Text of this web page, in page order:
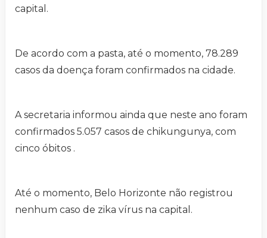
capital.
De acordo com a pasta, até o momento, 78.289
casos da doença foram confirmados na cidade.
A secretaria informou ainda que neste ano foram
confirmados 5.057 casos de chikungunya, com
cinco óbitos .
Até o momento, Belo Horizonte não registrou
nenhum caso de zika vírus na capital.